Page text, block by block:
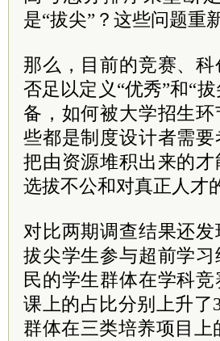
是“拔尖”？这些问题重
那么，目前的竞赛、
否足以定义“优秀”和“
备，如何被大学招生
些都是制度设计者需
把由资源堆积出来的
选拔不公和对真正人才
对比两期调查结果还
拔尖学生参与超前学
民的学生群体在学科
课上的占比分别上升了
群体在三类培养项目上